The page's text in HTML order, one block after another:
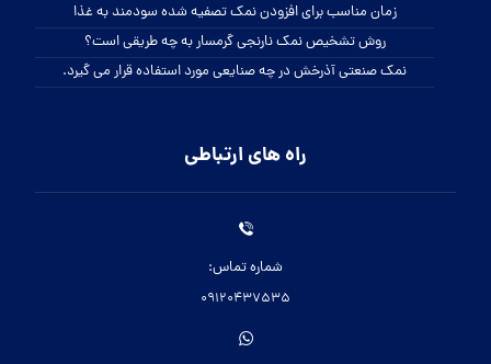
زمان مناسب برای افزودن نمک تصفیه شده سودمند به غذا
روش تشخیص نمک نارنجی گرمسار به چه طریقی است؟
نمک صنعتی آذرخش در چه صنایعی مورد استفاده قرار می گیرد.
راه های ارتباطی
شماره تماس:
09120437535